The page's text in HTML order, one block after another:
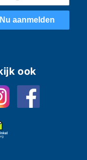
Nu aanmelden
ook